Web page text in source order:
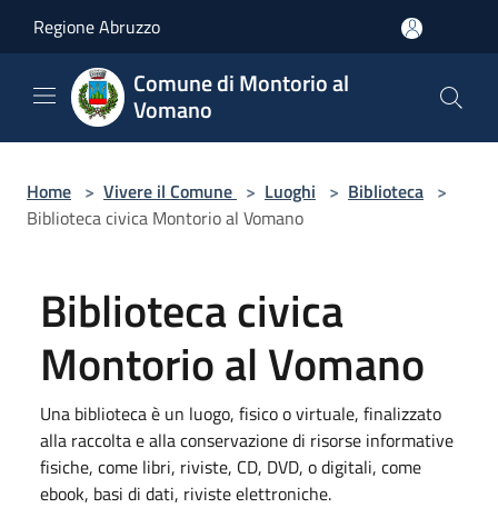
Regione Abruzzo
Comune di Montorio al
Vomano
Home > Vivere il Comune > Luoghi > Biblioteca >
Biblioteca civica Montorio al Vomano
Biblioteca civica
Montorio al Vomano
Una biblioteca è un luogo, fisico o virtuale, finalizzato
alla raccolta e alla conservazione di risorse informative
fisiche, come libri, riviste, CD, DVD, o digitali, come
ebook, basi di dati, riviste elettroniche.